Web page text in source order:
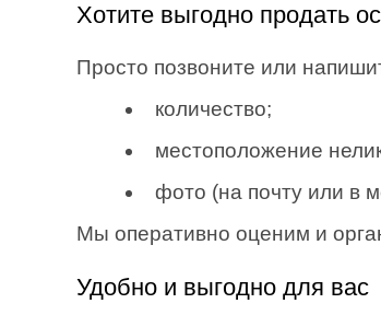
Хотите выгодно продать
Просто позвоните или
количество;
местоположение
фото (на почту или в
Мы оперативно оценим и
Удобно и выгодно для вас